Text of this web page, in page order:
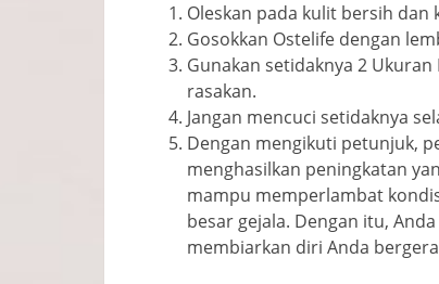
Oleskan pada kulit bersih dan
Gosokkan Ostelife dengan
Gunakan setidaknya 2
rasakan.
Jangan mencuci setidaknya
Dengan mengikuti petunjuk,
menghasilkan peningkatan
mampu memperlambat
besar gejala. Dengan itu,
membiarkan diri Anda